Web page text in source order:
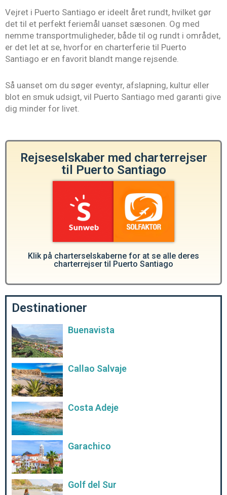
Vejret i Puerto Santiago er ideelt året rundt, hvilket gør
det til et perfekt feriemål uanset sæsonen. Og med
nemme transportmuligheder, både til og rundt i området,
er det let at se, hvorfor en charterferie til Puerto
Santiago er en favorit blandt mange rejsende.
Så uanset om du søger eventyr, afslapning, kultur eller
blot en smuk udsigt, vil Puerto Santiago med garanti give
dig minder for livet.
Rejseselskaber med charterrejser
til Puerto Santiago
Klik på charterselskaberne for at se alle deres
charterrejser til Puerto Santiago
Destinationer
Buenavista
Callao Salvaje
Costa Adeje
Garachico
Golf del Sur